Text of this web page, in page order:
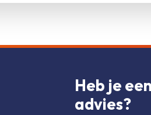
Heb je
advies?